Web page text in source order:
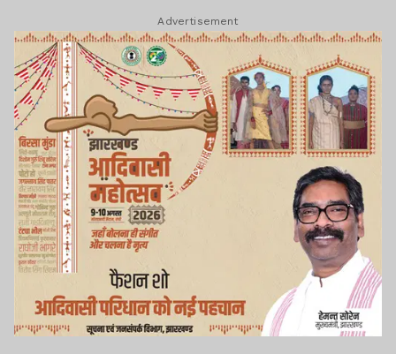
Advertisement